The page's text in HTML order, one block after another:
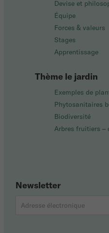
Devise et
Équipe
Forces & valeurs
Stages
Apprentissage
Thème le jardin
Exemples de
Phytosanitaires
Biodiversité
Arbres fruitiers –
Newsletter